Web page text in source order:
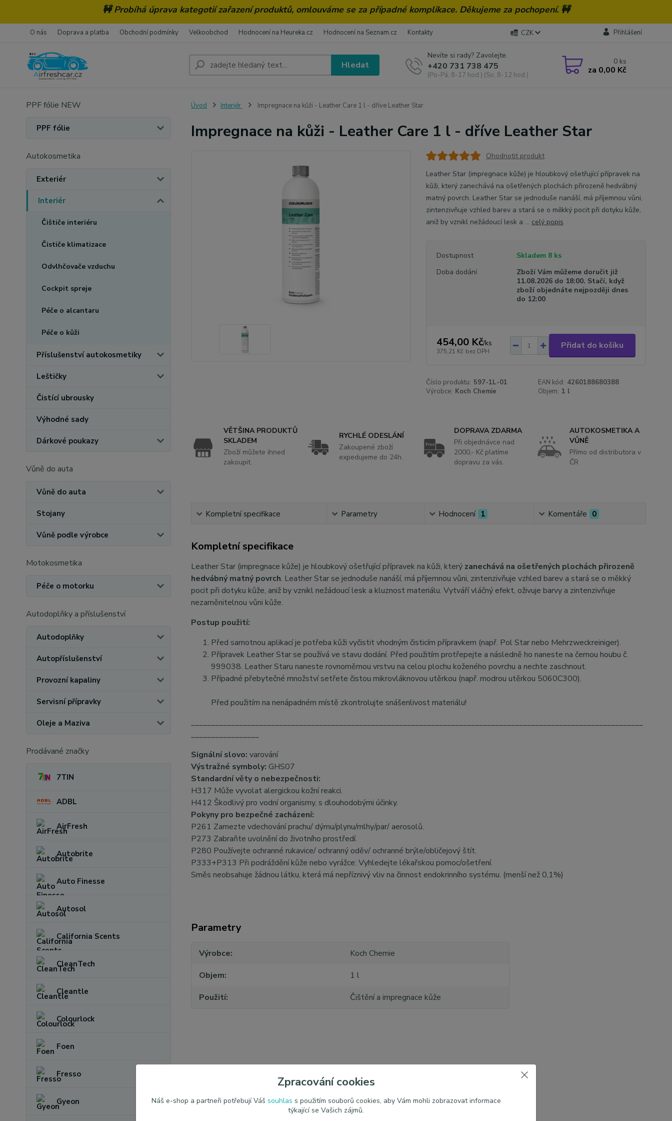
🚧 Probíhá úprava kategotií zařazení produktů, omlouváme se za případné komplikace. Děkujeme za pochopení. 🚧
O nás Doprava a platba Obchodní podmínky Velkoobchod Hodnocení na Heureka.cz Hodnocení na Seznam.cz Kontakty CZK Přihlášení
Hledat
Nevíte si rady? Zavolejte.
+420 731 738 475
(Po-Pá, 8-17 hod.) (So, 8-12 hod.)
0 ks
za 0,00 Kč
PPF fólie NEW
PPF fólie
Autokosmetika
Exteriér
Interiér
Čištiče interiéru
Čističe klimatizace
Odvlhčovače vzduchu
Cockpit spreje
Péče o alcantaru
Péče o kůži
Příslušenství autokosmetiky
Leštičky
Čistící ubrousky
Výhodné sady
Dárkové poukazy
Vůně do auta
Vůně do auta
Stojany
Vůně podle výrobce
Motokosmetika
Péče o motorku
Autodoplňky a příslušenství
Autodoplňky
Autopříslušenství
Provozní kapaliny
Servisní přípravky
Oleje a Maziva
Prodávané značky
7TIN
ADBL
AirFresh
Autobrite
Auto Finesse
Autosol
California Scents
CleanTech
Cleantle
Colourlock
Foen
Fresso
Gyeon
Úvod Interiér Impregnace na kůži - Leather Care 1 l - dříve Leather Star
Impregnace na kůži - Leather Care 1 l - dříve Leather Star
Ohodnotit produkt
Leather Star (impregnace kůže) je hloubkový ošetřující přípravek na
kůži, který zanechává na ošetřených plochách přirozeně hedvábný
matný povrch. Leather Star se jednoduše nanáší, má příjemnou vůni,
zintenzivňuje vzhled barev a stará se o měkký pocit při dotyku kůže,
aniž by vznikl nežádoucí lesk a ... celý popis
Dostupnost
Skladem 8 ks
Doba dodání
Zboží Vám můžeme doručit již
11.08.2026 do 18:00. Stačí, když
zboží objednáte nejpozději dnes
do 12:00
454,00 Kč/ks
375,21 Kč bez DPH
Přidat do košíku
Číslo produktu: 597-1L-01 EAN kód: 4260188680388
Výrobce: Koch Chemie Objem: 1 l
VĚTŠINA PRODUKTŮ
SKLADEM
Zboží můžete ihned
zakoupit.
RYCHLÉ ODESLÁNÍ
Zakoupené zboží
expedujeme do 24h.
DOPRAVA ZDARMA
Při objednávce nad
2000,- Kč platíme
dopravu za vás.
AUTOKOSMETIKA A
VŮNĚ
Přímo od distributora v
ČR
Kompletní specifikace Parametry Hodnocení 1 Komentáře 0
Kompletní specifikace
Leather Star (impregnace kůže) je hloubkový ošetřující přípravek na kůži, který zanechává na ošetřených plochách přirozeně
hedvábný matný povrch. Leather Star se jednoduše nanáší, má příjemnou vůni, zintenzivňuje vzhled barev a stará se o měkký
pocit při dotyku kůže, aniž by vznikl nežádoucí lesk a kluznost materiálu. Vytváří vláčný efekt, oživuje barvy a zintenzivňuje
nezaměnitelnou vůni kůže.
Postup použití:
Před samotnou aplikací je potřeba kůži vyčistit vhodným čisticím přípravkem (např. Pol Star nebo Mehrzweckreiniger).
Přípravek Leather Star se používá ve stavu dodání. Před použitím protřepejte a následně ho naneste na černou houbu č.
999038. Leather Staru naneste rovnoměrnou vrstvu na celou plochu koženého povrchu a nechte zaschnout.
Případné přebytečné množství setřete čistou mikrovláknovou utěrkou (např. modrou utěrkou 5060C300).
Před použitím na nenápadném místě zkontrolujte snášenlivost materiálu!
_________________________________________________________________________________________________________________
_________________
Signální slovo: varování
Výstražné symboly: GHS07
Standardní věty o nebezpečnosti:
H317 Může vyvolat alergickou kožní reakci.
H412 Škodlivý pro vodní organismy, s dlouhodobými účinky.
Pokyny pro bezpečné zacházení:
P261 Zamezte vdechování prachu/ dýmu/plynu/mlhy/par/ aerosolů.
P273 Zabraňte uvolnění do životního prostředí.
P280 Používejte ochranné rukavice/ ochranný oděv/ ochranné brýle/obličejový štít.
P333+P313 Při podráždění kůže nebo vyrážce: Vyhledejte lékařskou pomoc/ošetření.
Směs neobsahuje žádnou látku, která má nepříznivý vliv na činnost endokrinního systému. (menší než 0,1%)
Parametry
Výrobce
Koch Chemie
Objem
1 l
Použití
Čištění a impregnace kůže
Zboží zařazeno v kategoriích
Interiér Koch Chemie Péče o kůži
Zpracování cookies
Náš e-shop a partneři potřebují Váš souhlas s použitím souborů cookies, aby Vám mohli zobrazovat informace
týkající se Vašich zájmů.